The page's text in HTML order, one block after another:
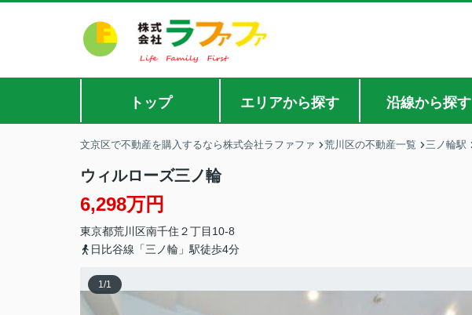
トップ エリアから探す 沿線から探す
文京区で不動産を購入するなら株式会社ラファファ 荒川区の不動産一覧 三ノ輪駅
ウィルローズ三ノ輪
6,298万円
東京都荒川区南千住 ２丁目10-8
日比谷線「三ノ輪」駅徒歩4分
1/1